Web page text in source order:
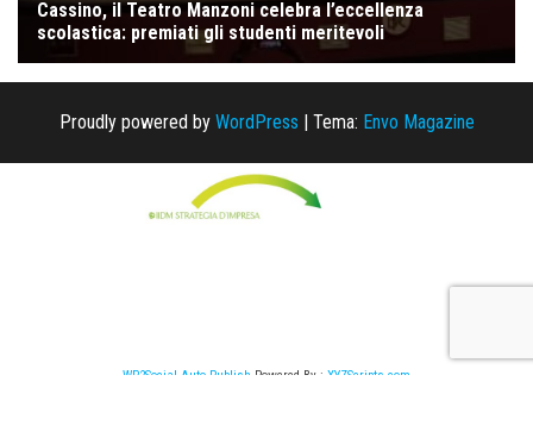
Proudly powered by WordPress | Tema: Envo Magazine
WP2Social Auto Publish Powered By : XYZScripts.com